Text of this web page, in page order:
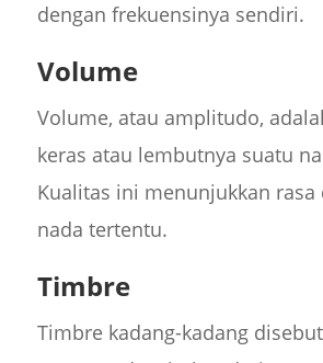
dengan frekuensinya sendiri.
Volume
Volume, atau amplitudo,
keras atau lembutnya suatu
Kualitas ini menunjukkan rasa
nada tertentu.
Timbre
Timbre kadang-kadang